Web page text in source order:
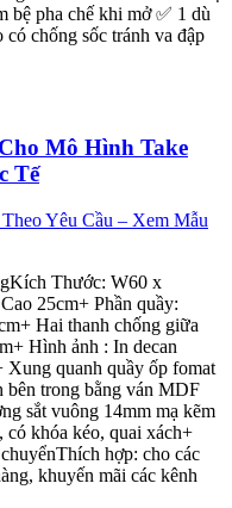
bệ pha chế khi mở ✅ 1 dù
có chống sốc tránh va đập
Mô Hình Take
Tế
Thước: W60 x
25cm+ Phần quầy:
Hai thanh chống giữa
Hình ảnh : In decan
Xung quanh quầy ốp fomat
bên trong bằng ván MDF
sắt vuông 14mm mạ kẽm
có khóa kéo, quai xách+
hợp: cho các
khuyến mãi các kênh